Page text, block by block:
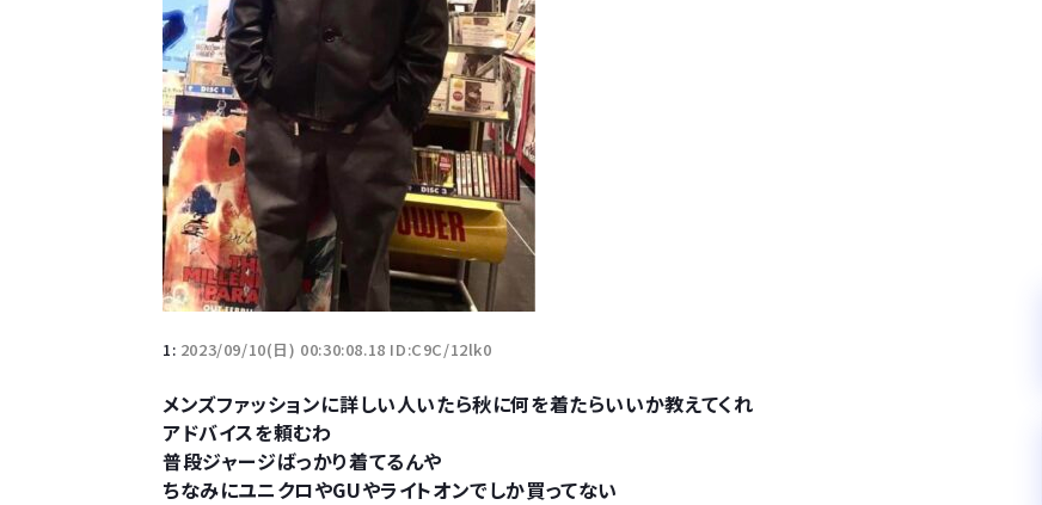
1: 2023/09/10(日) 00:30:08.18 ID:C9C/12lk0
メンズファッションに詳しい人いたら秋に何を着たらいいか教えてくれ
アドバイスを頼むわ
普段ジャージばっかり着てるんや
ちなみにユニクロやGUやライトオンでしか買ってない